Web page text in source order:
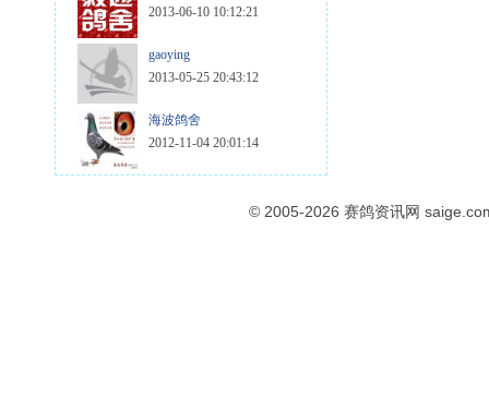
2013-06-10 10:12:21
gaoying
2013-05-25 20:43:12
海波鸽舍
2012-11-04 20:01:14
© 2005-2026 赛鸽资讯网